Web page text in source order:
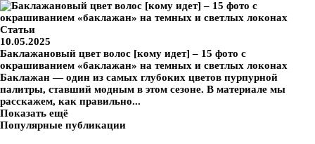
Статьи
10.05.2025
Баклажановый цвет волос [кому идет] – 15 фото с
окрашиванием «баклажан» на темных и светлых локонах
Баклажан — один из самых глубоких цветов пурпурной
палитры, ставший модным в этом сезоне. В материале мы
расскажем, как правильно...
Показать ещё
Популярные публикации